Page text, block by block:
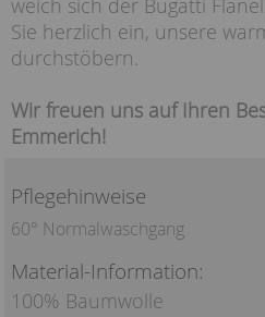
weich sich der Bugatti
Sie herzlich ein, unsere
durchstöbern.
Wir freuen uns auf Ihren
Emmerich!
Pflegehinweise
60° Normalwaschgang
Material-Information:
100% Baumwolle